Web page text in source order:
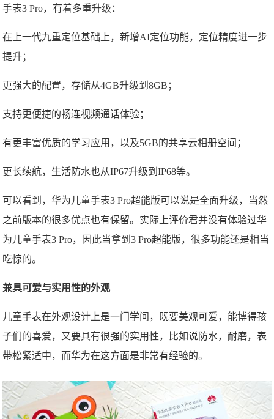
手表3 Pro，有着多重升级：
在上一代九重定位基础上，新增AI定位功能，定位精度进一步
提升；
更强大的配置，存储从4GB升级到8GB；
支持更便捷的畅连视频通话体验；
有更丰富优质的学习应用，以及5GB的共享云相册空间；
更长续航，生活防水也从IP67升级到IP68等。
可以看到，华为儿童手表3 Pro超能版可以说是全面升级，当然
之前版本的很多优点也有保留。实际上评价君并没有体验过华
为儿童手表3 Pro，因此当拿到3 Pro超能版，很多功能还是相当
吃惊的。
兼具可爱与实用性的外观
儿童手表在外观设计上是一门学问，既要美观可爱，能博得孩
子们的喜爱，又要具有很强的实用性，比如说防水，耐磨，表
带松紧适中，而华为在这方面是非常有经验的。